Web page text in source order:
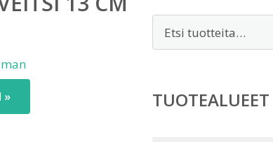
» TUOTEALUEET